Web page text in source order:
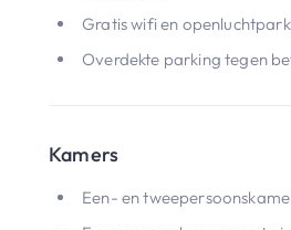
Gratis wifi en
Overdekte parking tegen
Kamers
Een- en